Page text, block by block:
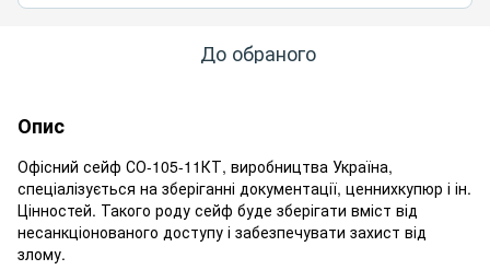
До обраного
Опис
Офісний сейф СО-105-11КТ, виробництва Україна,
спеціалізується на зберіганні документації, ценнихкупюр і ін.
Цінностей. Такого роду сейф буде зберігати вміст від
несанкціонованого доступу і забезпечувати захист від
злому.